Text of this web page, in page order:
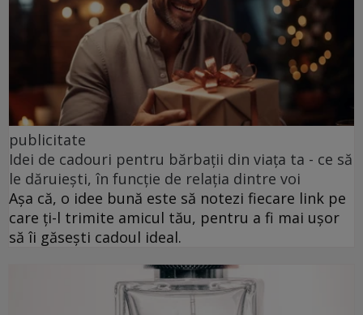
publicitate
Idei de cadouri pentru bărbații din viața ta - ce să
le dăruiești, în funcție de relația dintre voi
Așa că, o idee bună este să notezi fiecare link pe
care ți-l trimite amicul tău, pentru a fi mai ușor
să îi găsești cadoul ideal.